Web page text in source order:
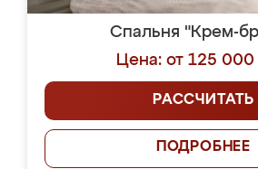
Спальня "Крем-
Цена: от 125 000
РАССЧИТАТЬ
ПОДРОБНЕЕ